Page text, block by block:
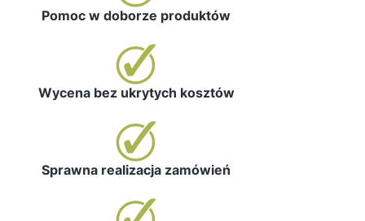
Pomoc w doborze produktów
Wycena bez ukrytych kosztów
Sprawna realizacja zamówień